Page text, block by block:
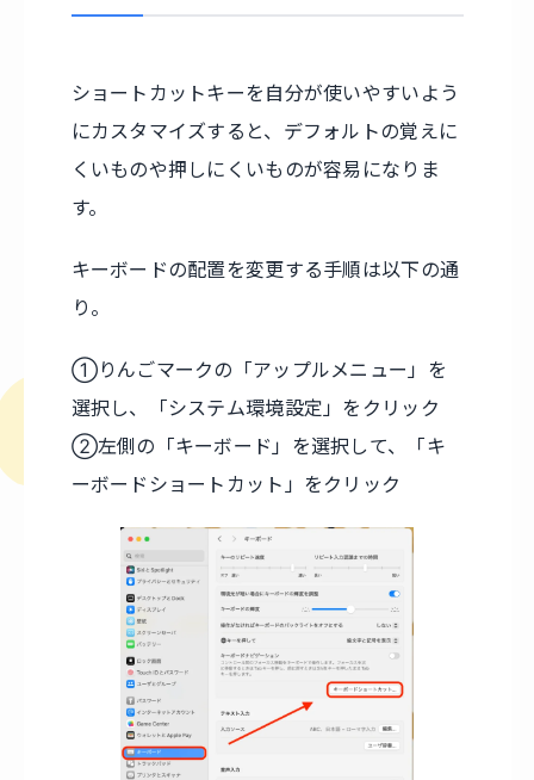
ショートカットキーを自分が使いやすいよう
にカスタマイズすると、デフォルトの覚えに
くいものや押しにくいものが容易になりま
す。
キーボードの配置を変更する手順は以下の通
り。
①りんごマークの「アップルメニュー」を
選択し、「システム環境設定」をクリック
②左側の「キーボード」を選択して、「キ
ーボードショートカット」をクリック